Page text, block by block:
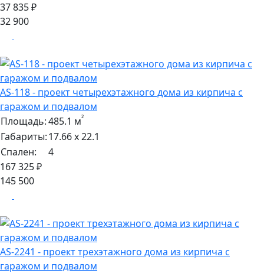
37 835 ₽
32 900
AS-118 - проект четырехэтажного дома из кирпича с
гаражом и подвалом
Площадь:485.1 м²
Габариты:17.66 х 22.1
Спален:
4
167 325 ₽
145 500
AS-2241 - проект трехэтажного дома из кирпича с
гаражом и подвалом